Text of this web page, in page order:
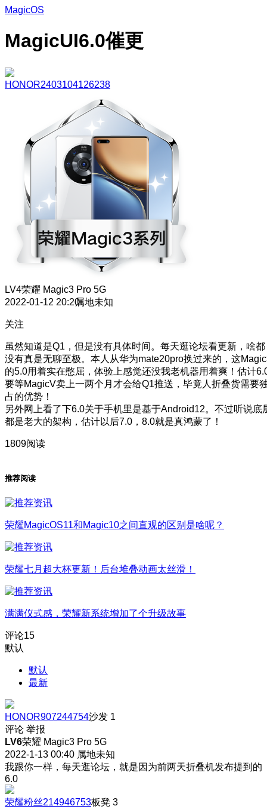
MagicOS
MagicUI6.0催更
HONOR2403104126238
LV4荣耀 Magic3 Pro 5G
2022-01-12 20:20属地未知
关注
虽然知道是Q1，但是没有具体时间。每天逛论坛看更新，啥都
没有真是无聊至极。本人从华为mate20pro换过来的，这
的5.0用着实在憋屈，体验上感觉还没我老机器用着爽！估计
要等MagicV卖上一两个月才会给Q1推送，毕竟人折叠货需要
占的优势！
另外网上看了下6.0关于手机里是基于Android12。不过听说底
都是老大的架构，估计以后7.0，8.0就是真鸿蒙了！
1809阅读
推荐阅读
荣耀MagicOS11和Magic10之间直观的区别是啥呢？
荣耀七月超大杯更新！后台堆叠动画太丝滑！
满满仪式感，荣耀新系统增加了个升级故事
评论15
默认
默认
最新
HONOR907244754沙发 1
评论 举报
LV6荣耀 Magic3 Pro 5G
2022-1-13 00:40 属地未知
我跟你一样，每天逛论坛，就是因为前两天折叠机发布提到的
6.0
荣耀粉丝214946753板凳 3